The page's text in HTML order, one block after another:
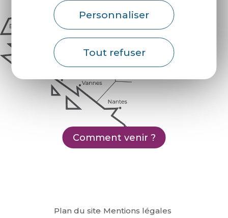
Personnaliser
Tout refuser
Comment venir ?
Plan du site Mentions légales